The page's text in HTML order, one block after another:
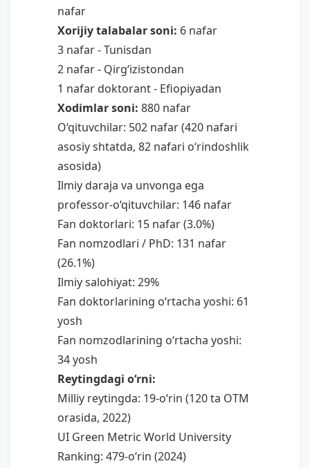
nafar
Xorijiy talabalar soni: 6 nafar
3 nafar - Tunisdan
2 nafar - Qirg‘izistondan
1 nafar doktorant - Efiopiyadan
Xodimlar soni: 880 nafar
O‘qituvchilar: 502 nafar (420 nafari
asosiy shtatda, 82 nafari o‘rindoshlik
asosida)
Ilmiy daraja va unvonga ega
professor-o‘qituvchilar: 146 nafar
Fan doktorlari: 15 nafar (3.0%)
Fan nomzodlari / PhD: 131 nafar
(26.1%)
Ilmiy salohiyat: 29%
Fan doktorlarining o‘rtacha yoshi: 61
yosh
Fan nomzodlarining o‘rtacha yoshi:
34 yosh
Reytingdagi o‘rni:
Milliy reytingda: 19-o‘rin (120 ta OTM
orasida, 2022)
UI Green Metric World University
Ranking: 479-o‘rin (2024)